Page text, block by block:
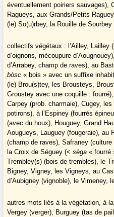
éventuellement poiriers sauvages),
Ragueys, aux Grands/Petits
(le) So(u)rbey, la Rouille de
collectifs végétaux : l’Ailley, Lailley
d’oignons, mécoupure
d’Arrabey, champ de raves), au
bòsc « bois » avec un suffixe
(le) Brou(s)tey, les Brousteys,
Groustey avec une coquille :
Carpey (prob. charmaie), Cugey,
potirons), à l’Espiney (fourrés
(avec du houx), Houguey, Grand
Aougueys, Lauguey (fougeraie), au
(champ de raves), Safraney
la Croix de Séguey (<sèga « fourré
Trembley(s) (bois de trembles), le
Bigney, Vigney, les Vigneys, au
d’Aubigney (vignoble), le Vimeney,
autres mots liés à la végétation, à
Vergey (verger), Burguey (tas de